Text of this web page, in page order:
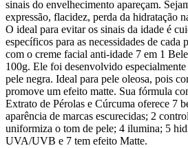
sinais do envelhecimento apareçam.
expressão, flacidez, perda da hidratação
O ideal para evitar os sinais da idade é
específicos para as necessidades de cada
com o creme facial anti-idade 7 em 1
100g. Ele foi desenvolvido especialmente
pele negra. Ideal para pele oleosa, pois
promove um efeito matte. Sua fórmula
Extrato de Pérolas e Cúrcuma oferece 7
aparência de marcas escurecidas; 2
uniformiza o tom de pele; 4 ilumina; 5
UVA/UVB e 7 tem efeito Matte.